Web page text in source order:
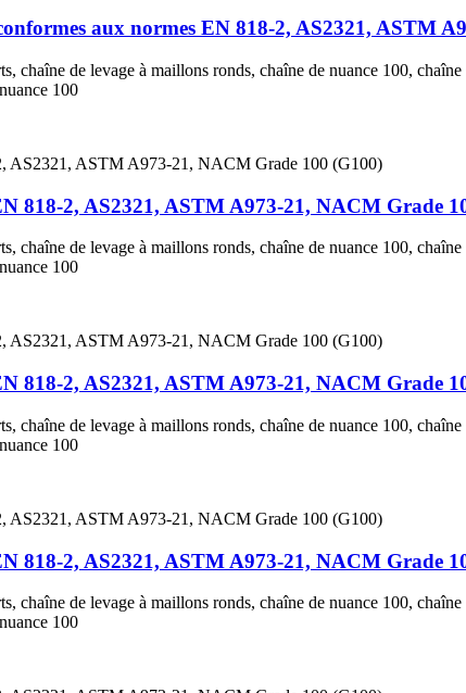
aux normes EN 818-2, AS2321, ASTM
chaîne de levage à maillons ronds, chaîne de nuance 100,
100
818-2, AS2321, ASTM A973-21, NACM Grade
chaîne de levage à maillons ronds, chaîne de nuance 100,
100
818-2, AS2321, ASTM A973-21, NACM Grade
chaîne de levage à maillons ronds, chaîne de nuance 100,
100
818-2, AS2321, ASTM A973-21, NACM Grade
chaîne de levage à maillons ronds, chaîne de nuance 100,
100